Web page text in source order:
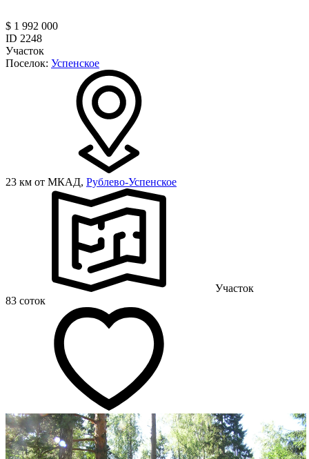
$ 1 992 000
ID 2248
Участок
Поселок: Успенское
23 км от МКАД, Рублево-Успенское
Участок
83 соток